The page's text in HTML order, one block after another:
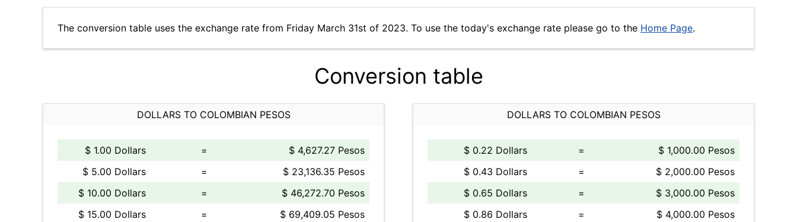
The conversion table uses the exchange rate from Friday March 31st of 2023. To use the today's exchange rate please go to the Home Page.
Conversion table
DOLLARS TO COLOMBIAN PESOS
$ 1.00 Dollars =
$ 4,627.27 Pesos
$ 5.00 Dollars
=
$ 23,136.35 Pesos
$ 10.00 Dollars
=
$ 46,272.70 Pesos
$ 15.00 Dollars
=
$ 69,409.05 Pesos
DOLLARS TO COLOMBIAN PESOS
$ 0.22 Dollars =
$ 1,000.00 Pesos
$ 0.43 Dollars
=
$ 2,000.00 Pesos
$ 0.65 Dollars
=
$ 3,000.00 Pesos
$ 0.86 Dollars
=
$ 4,000.00 Pesos